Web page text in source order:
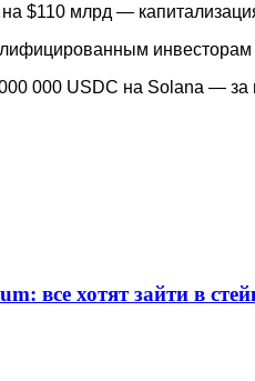
$110 млрд —
000 USDC на Solana —
все хотят зайти в